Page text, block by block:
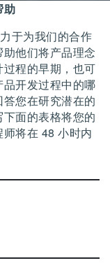
助
于为我们的合作
他们将产品理念
程的早期，也可
开发过程中的哪
您在研究潜在的
面的表格将您的
将在 48 小时内